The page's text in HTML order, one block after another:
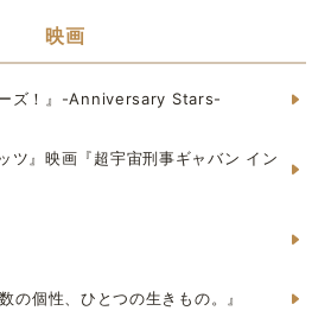
映画
ーズ！』-Anniversary Stars-
ツ』映画『超宇宙刑事ギャバン イン
の個性、ひとつの生きもの。』